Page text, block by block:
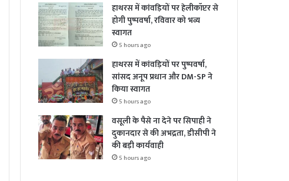
हाथरस में कांवड़ियों पर हेलीकॉप्टर से
होगी पुष्पवर्षा, रविवार को भव्य
स्वागत
5 hours ago
हाथरस में कांवड़ियों पर पुष्पवर्षा,
सांसद अनूप प्रधान और DM-SP ने
किया स्वागत
5 hours ago
वसूली के पैसे ना देने पर सिपाही ने
दुकानदार से की अभद्रता, डीसीपी ने
की बड़ी कार्यवाही
5 hours ago